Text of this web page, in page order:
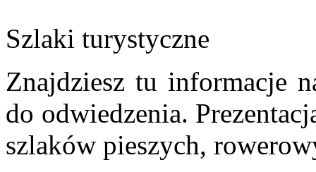
Szlaki turystyczne
Znajdziesz tu informacje
do odwiedzenia.
szlaków pieszych,